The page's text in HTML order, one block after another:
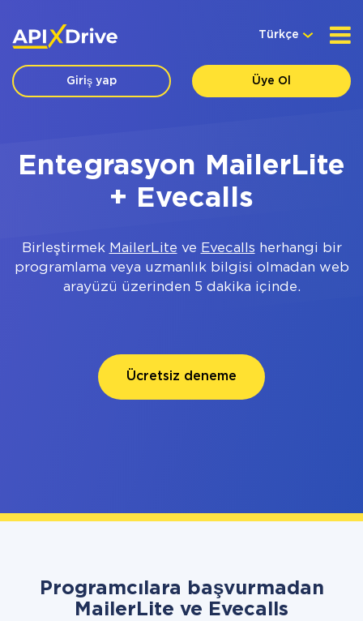
Türkçe
Giriş yap Üye Ol
Entegrasyon MailerLite
+ Evecalls
Birleştirmek MailerLite ve Evecalls herhangi bir
programlama veya uzmanlık bilgisi olmadan web
arayüzü üzerinden 5 dakika içinde.
Ücretsiz deneme
Programcılara başvurmadan
MailerLite ve Evecalls